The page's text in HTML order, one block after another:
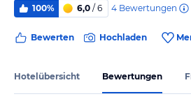
100% 6,0 / 6 4 Bewertungen
Bewerten Hochladen
Hotelübersicht Bewertungen